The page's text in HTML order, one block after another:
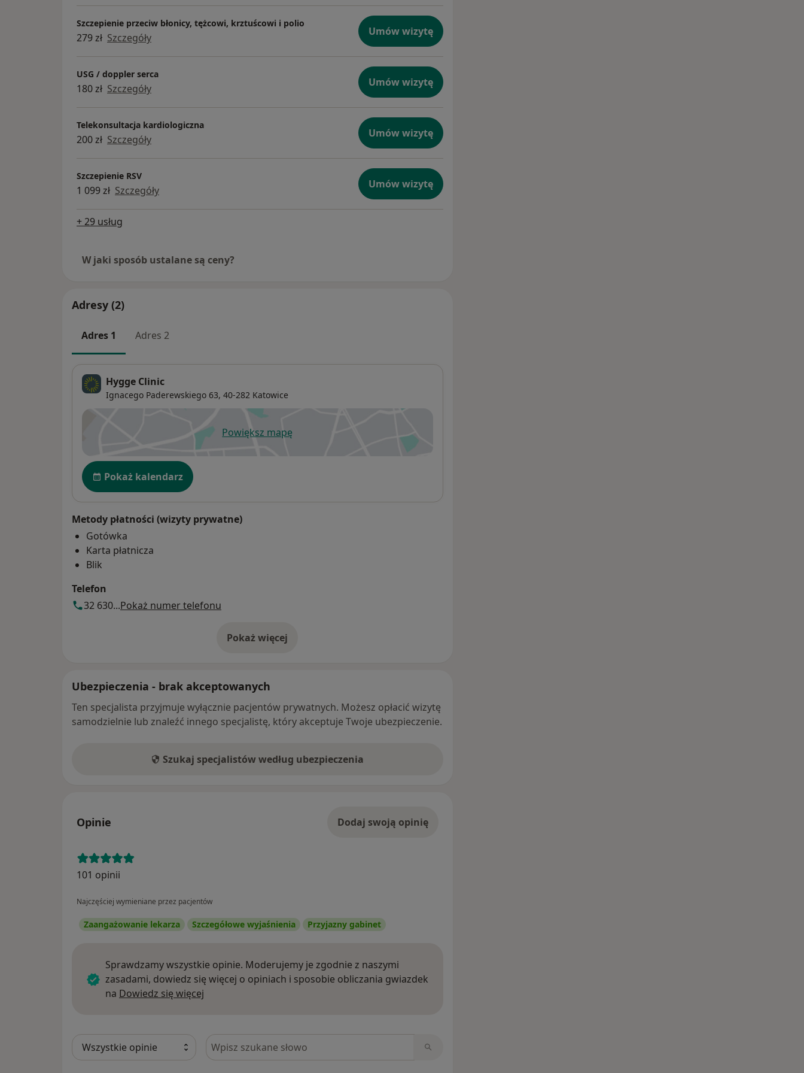
najważniejszy, a celem jest aby każdy, kto
przekroczy próg poradni czuł się komfortowo i
bezpiecznie.
Jako nowy członek zespołu Hygge Clinic, jestem
pełen entuzjazmu i gotów do działania, aby
zarówno z pacjentami, jak i z resztą zespołu,
mając na uwadze najwyższe standardy
opieki medycznej.
Szczepienie przeciw błonicy, tężcowi, krztuścowi i polio
279 zł Szczegóły Umów wizytę
USG / doppler serca
180 zł Szczegóły Umów wizytę
Telekonsultacja kardiologiczna
200 zł Szczegóły Umów wizytę
Szczepienie RSV
1 099 zł Szczegóły Umów wizytę
+ 29 usług
W jaki sposób ustalane są ceny?
Adresy (2)
Adres 1 Adres 2
Hygge Clinic
Ignacego Paderewskiego 63, 40-282 Katowice
Powiększ mapęotwiera się w nowej karcie
Dostępność
Pokaż kalendarz
Metody płatności (wizyty prywatne)
Gotówka
Karta płatnicza
Blik
Telefon
32 630...Pokaż numer telefonu
Pokaż więcej
o adresie
Ubezpieczenia - brak akceptowanych
Ten specjalista przyjmuje wyłącznie pacjentów prywatnych. Możesz opłacić wizytę
samodzielnie lub znaleźć innego specjalistę, który akceptuje Twoje ubezpieczenie.
Szukaj specjalistów według ubezpieczenia
Opinie Dodaj swoją opinię
101 opinii
Najczęściej wymieniane przez pacjentów
Zaangażowanie lekarza Szczegółowe wyjaśnienia Przyjazny gabinet
Sprawdzamy wszystkie opinie. Moderujemy je zgodnie z naszymi
zasadami, dowiedz się więcej o opiniach i sposobie obliczania gwiazdek
na Dowiedz się więcej
Szukaj w opiniach